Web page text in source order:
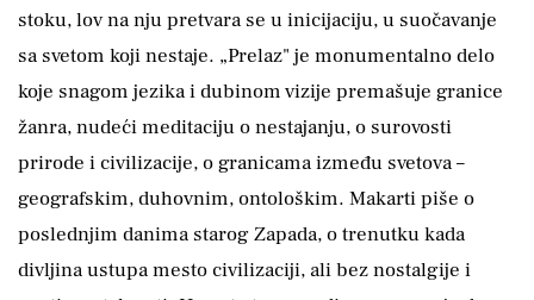
stoku, lov na nju pretvara se u inicijaciju, u suočavanje
sa svetom koji nestaje. „Prelaz" je monumentalno delo
koje snagom jezika i dubinom vizije premašuje granice
žanra, nudeći meditaciju o nestajanju, o surovosti
prirode i civilizacije, o granicama između svetova –
geografskim, duhovnim, ontološkim. Makarti piše o
poslednjim danima starog Zapada, o trenutku kada
divljina ustupa mesto civilizaciji, ali bez nostalgije i